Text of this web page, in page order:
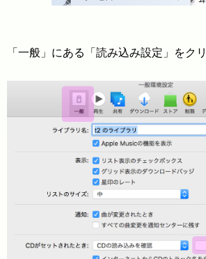
「一般」にある「読み込み設定」をク